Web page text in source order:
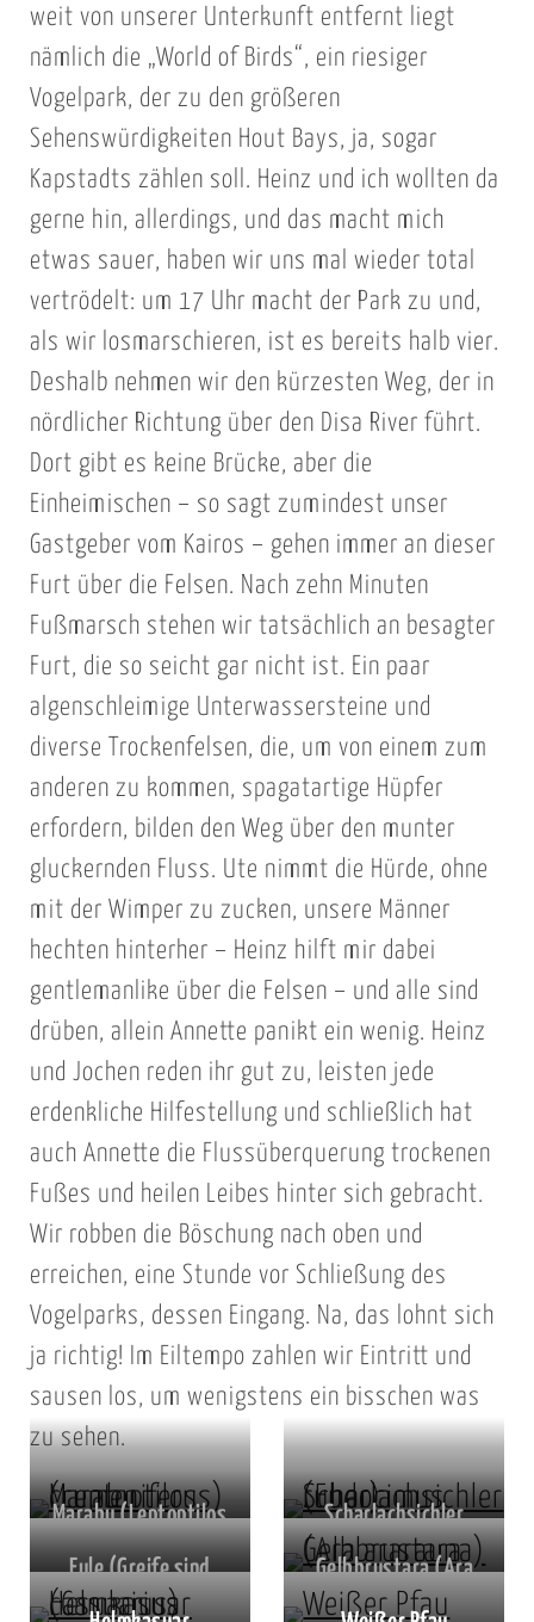
weit von unserer Unterkunft entfernt liegt
nämlich die „World of Birds“, ein riesiger
Vogelpark, der zu den größeren
Sehenswürdigkeiten Hout Bays, ja, sogar
Kapstadts zählen soll. Heinz und ich wollten da
gerne hin, allerdings, und das macht mich
etwas sauer, haben wir uns mal wieder total
vertrödelt: um 17 Uhr macht der Park zu und,
als wir losmarschieren, ist es bereits halb vier.
Deshalb nehmen wir den kürzesten Weg, der in
nördlicher Richtung über den Disa River führt.
Dort gibt es keine Brücke, aber die
Einheimischen – so sagt zumindest unser
Gastgeber vom Kairos – gehen immer an dieser
Furt über die Felsen. Nach zehn Minuten
Fußmarsch stehen wir tatsächlich an besagter
Furt, die so seicht gar nicht ist. Ein paar
algenschleimige Unterwassersteine und
diverse Trockenfelsen, die, um von einem zum
anderen zu kommen, spagatartige Hüpfer
erfordern, bilden den Weg über den munter
gluckernden Fluss. Ute nimmt die Hürde, ohne
mit der Wimper zu zucken, unsere Männer
hechten hinterher – Heinz hilft mir dabei
gentlemanlike über die Felsen – und alle sind
drüben, allein Annette panikt ein wenig. Heinz
und Jochen reden ihr gut zu, leisten jede
erdenkliche Hilfestellung und schließlich hat
auch Annette die Flussüberquerung trockenen
Fußes und heilen Leibes hinter sich gebracht.
Wir robben die Böschung nach oben und
erreichen, eine Stunde vor Schließung des
Vogelparks, dessen Eingang. Na, das lohnt sich
ja richtig! Im Eiltempo zahlen wir Eintritt und
sausen los, um wenigstens ein bisschen was
zu sehen.
Marabu (Leptoptilos
crumeniferus)
Scharlachsichler
(Eudocimus ruber)
Eule (Greife sind
nicht meine
Gelbbrustara (Ara
ararauna)